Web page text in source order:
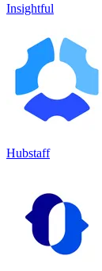
Insightful
Hubstaff